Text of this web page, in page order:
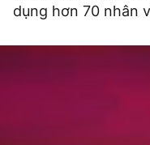
dụng hơn 70 nhân